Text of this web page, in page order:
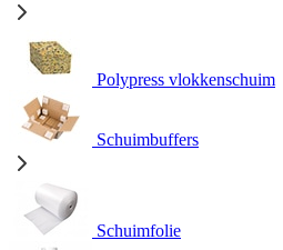
Polypress vlokkenschuim
Schuimbuffers
Schuimfolie